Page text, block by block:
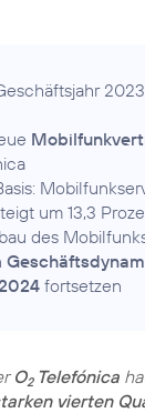
um 13,3
des
fortsetzen
O2Telefónica
vierten